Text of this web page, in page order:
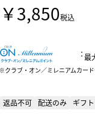
￥3,850税込
：最
クラブ・オン／ミレニアムカー
返品不可 配送のみ ギフ